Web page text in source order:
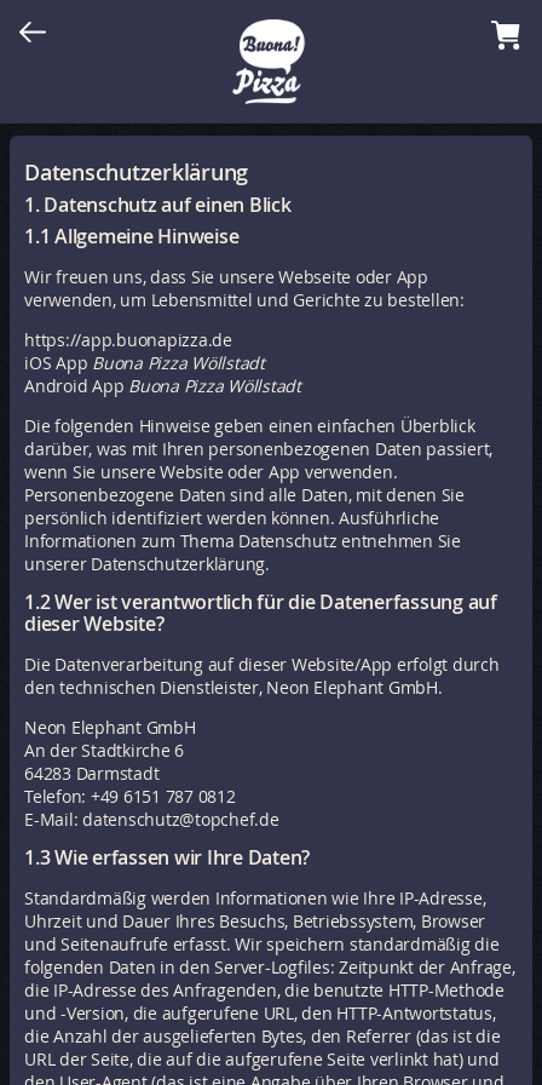
Datenschutzerklärung
1. Datenschutz auf einen Blick
1.1 Allgemeine Hinweise
Wir freuen uns, dass Sie unsere Webseite oder App
verwenden, um Lebensmittel und Gerichte zu bestellen:
https://app.buonapizza.de
iOS App Buona Pizza Wöllstadt
Android App Buona Pizza Wöllstadt
Die folgenden Hinweise geben einen einfachen Überblick
darüber, was mit Ihren personenbezogenen Daten passiert,
wenn Sie unsere Website oder App verwenden.
Personenbezogene Daten sind alle Daten, mit denen Sie
persönlich identifiziert werden können. Ausführliche
Informationen zum Thema Datenschutz entnehmen Sie
unserer Datenschutzerklärung.
1.2 Wer ist verantwortlich für die Datenerfassung auf
dieser Website?
Die Datenverarbeitung auf dieser Website/App erfolgt durch
den technischen Dienstleister, Neon Elephant GmbH.
Neon Elephant GmbH
An der Stadtkirche 6
64283 Darmstadt
Telefon: +49 6151 787 0812
E-Mail: datenschutz@topchef.de
1.3 Wie erfassen wir Ihre Daten?
Standardmäßig werden Informationen wie Ihre IP-Adresse,
Uhrzeit und Dauer Ihres Besuchs, Betriebssystem, Browser
und Seitenaufrufe erfasst. Wir speichern standardmäßig die
folgenden Daten in den Server-Logfiles: Zeitpunkt der Anfrage,
die IP-Adresse des Anfragenden, die benutzte HTTP-Methode
und -Version, die aufgerufene URL, den HTTP-Antwortstatus,
die Anzahl der ausgelieferten Bytes, den Referrer (das ist die
URL der Seite, die auf die aufgerufene Seite verlinkt hat) und